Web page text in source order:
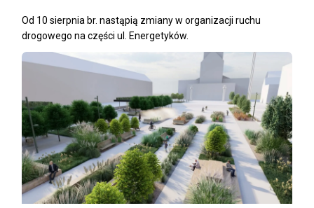
Od 10 sierpnia br. nastąpią zmiany w organizacji ruchu
drogowego na części ul. Energetyków.